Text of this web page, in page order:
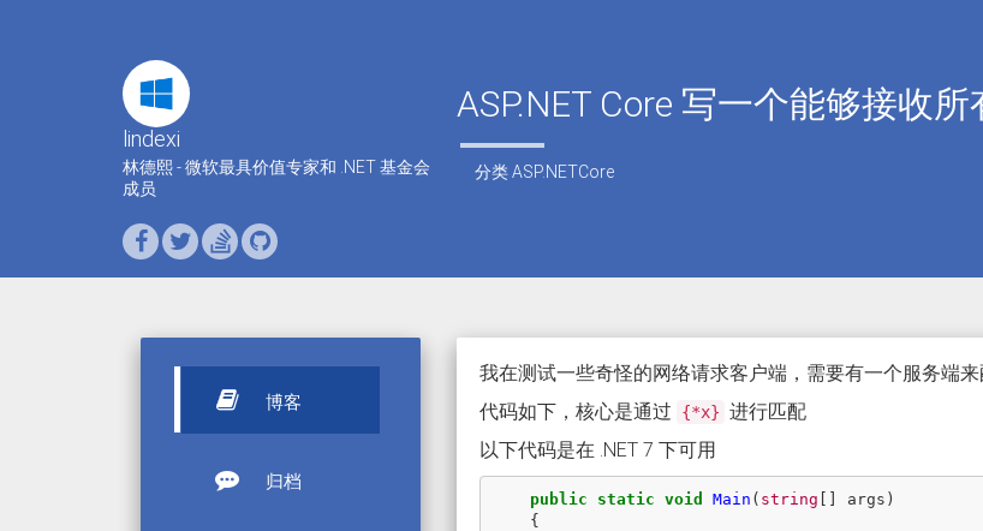
lindexi
林德熙 - 微软最具价值专家和 .NET 基金会
成员
ASP.NET Core 写一个能够接收
分类ASP.NETCore
博客
归档
我在测试一些奇怪的网络请求客户端，需要有一个服务端
代码如下，核心是通过
{*x} 进行匹配
以下代码是在 .NET 7 下可用
public static void Main ( string [] args )
{